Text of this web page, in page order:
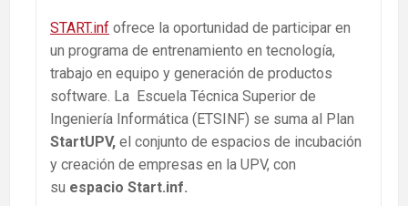
START.inf ofrece la oportunidad de participar en
un programa de entrenamiento en tecnología,
trabajo en equipo y generación de productos
software. La Escuela Técnica Superior de
Ingeniería Informática (ETSINF) se suma al Plan
StartUPV, el conjunto de espacios de incubación
y creación de empresas en la UPV, con
su espacio Start.inf.